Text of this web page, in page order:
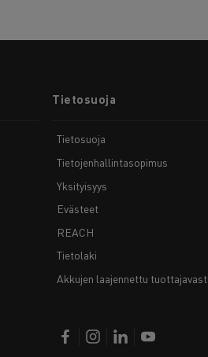
Tietosuoja
Tietosuoja
Tietojenhallintasopimus
Yksityisyys
Evästeet
REACH
Tietolaki
Akkujen laajennettu